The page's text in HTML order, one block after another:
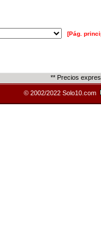
[Pág.
** Precios
© 2002/2022 Solo10.com